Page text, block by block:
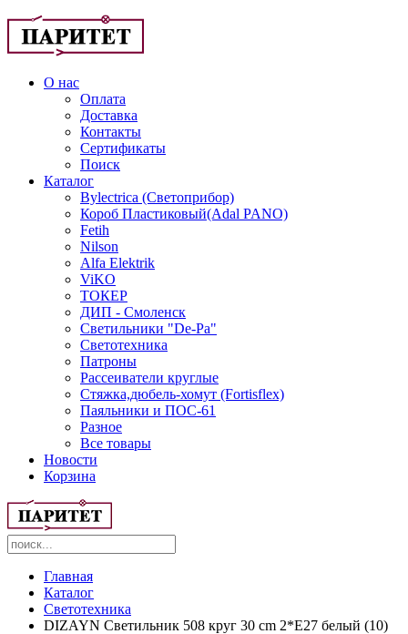
О нас
Оплата
Доставка
Контакты
Сертификаты
Поиск
Каталог
Bylectrica (Светоприбор)
Короб Пластиковый(Adal PANO)
Fetih
Nilson
Alfa Elektrik
ViKO
ТОКЕР
ДИП - Смоленск
Светильники "De-Pa"
Светотехника
Патроны
Рассеиватели круглые
Стяжка,дюбель-хомут (Fortisflex)
Паяльники и ПОС-61
Разное
Все товары
Новости
Корзина
Главная
Каталог
Светотехника
DIZAYN Светильник 508 круг 30 cm 2*Е27 белый (10)